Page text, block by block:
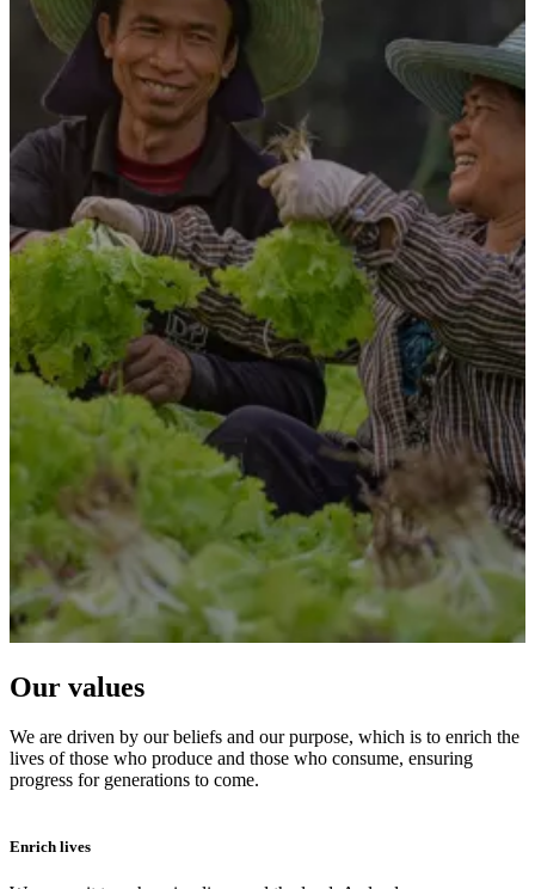
Our values
We are driven by our beliefs and our purpose, which is to enrich the
lives of those who produce and those who consume, ensuring
progress for generations to come.
Enrich lives